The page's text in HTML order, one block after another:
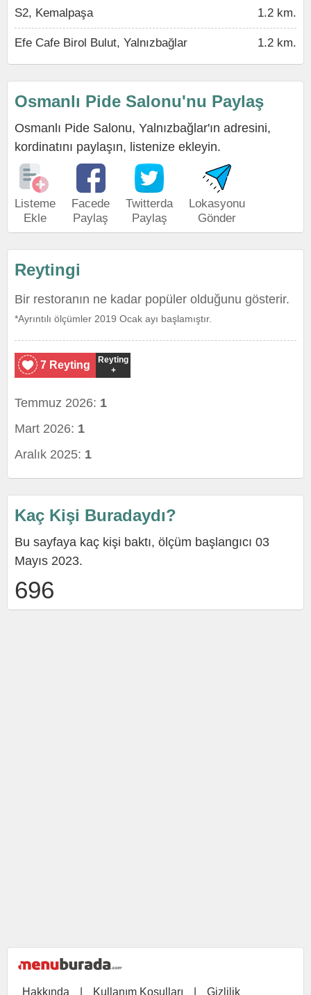
S2, Kemalpaşa 1.2 km.
Efe Cafe Birol Bulut, Yalnızbağlar 1.2 km.
Osmanlı Pide Salonu'nu Paylaş
Osmanlı Pide Salonu, Yalnızbağlar'ın adresini,
kordinatını paylaşın, listenize ekleyin.
Listeme
Ekle
Facede
Paylaş
Twitterda
Paylaş
Lokasyonu
Gönder
Reytingi
Bir restoranın ne kadar popüler olduğunu gösterir.
*Ayrıntılı ölçümler 2019 Ocak ayı başlamıştır.
7 Reyting
Reyting
+
Temmuz 2026: 1
Mart 2026: 1
Aralık 2025: 1
Kaç Kişi Buradaydı?
Bu sayfaya kaç kişi baktı, ölçüm başlangıcı 03
Mayıs 2023.
696
Hakkında Kullanım Koşulları Gizlilik